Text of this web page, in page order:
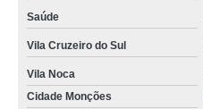
Saúde
Vila Cruzeiro do Sul
Vila Noca
Cidade Monções